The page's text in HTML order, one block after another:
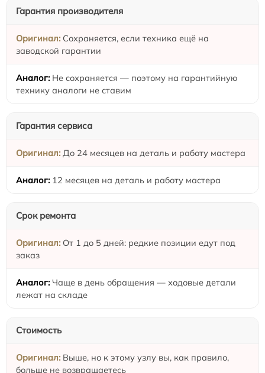
Гарантия производителя
Сохраняется, если техника ещё на
заводской гарантии
Не сохраняется — поэтому на гарантийную
технику аналоги не ставим
Гарантия сервиса
До 24 месяцев на деталь и работу мастера
12 месяцев на деталь и работу мастера
Срок ремонта
От 1 до 5 дней: редкие позиции едут под
заказ
Чаще в день обращения — ходовые детали
лежат на складе
Стоимость
Выше, но к этому узлу вы, как правило,
больше не возвращаетесь